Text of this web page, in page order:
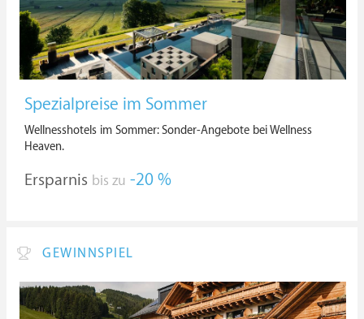
Spezialpreise im Sommer
Wellnesshotels im Sommer: Sonder-Angebote bei Wellness
Heaven.
Ersparnis bis zu -20 %
GEWINNSPIEL